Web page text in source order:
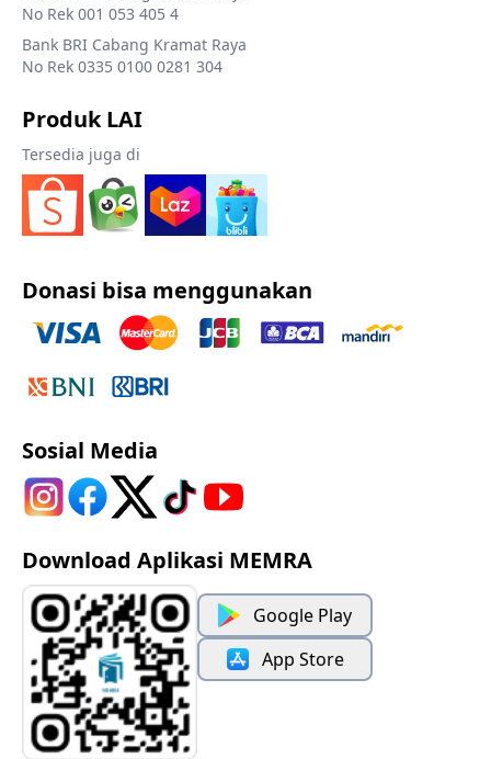
No Rek 001 053 405 4
Bank BRI Cabang Kramat Raya
No Rek 0335 0100 0281 304
Produk LAI
Tersedia juga di
Donasi bisa menggunakan
Sosial Media
Download Aplikasi MEMRA
Google Play
App Store